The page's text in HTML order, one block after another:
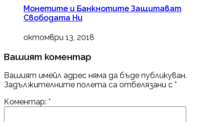
Монетите и Банкнотите Защитават
Свободата Ни
октомври 13, 2018
Вашият коментар
Вашият имейл адрес няма да бъде публикуван.
Задължителните полета са отбелязани с *
Коментар: *